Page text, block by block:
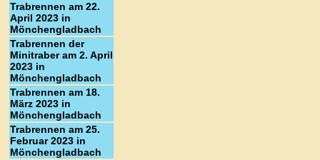
Trabrennen am 22.
April 2023 in
Mönchengladbach
Trabrennen der
Minitraber am 2. April
2023 in
Mönchengladbach
Trabrennen am 18.
März 2023 in
Mönchengladbach
Trabrennen am 25.
Februar 2023 in
Mönchengladbach